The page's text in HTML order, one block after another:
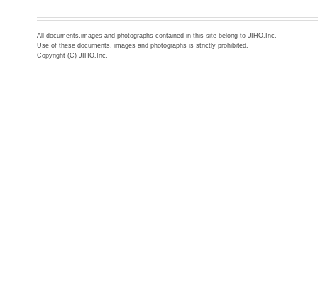
All documents,images and photographs contained in this site belong to JIHO,Inc.
Use of these documents, images and photographs is strictly prohibited.
Copyright (C) JIHO,Inc.